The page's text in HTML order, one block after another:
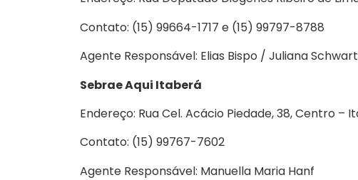
Contato: (15) 99664-1717 e (15) 99797-8788
Agente Responsável: Elias Bispo / Juliana
Sebrae Aqui Itaberá
Endereço: Rua Cel. Acácio Piedade, 38, Centro –
Contato: (15) 99767-7602
Agente Responsável: Manuella Maria Hanf